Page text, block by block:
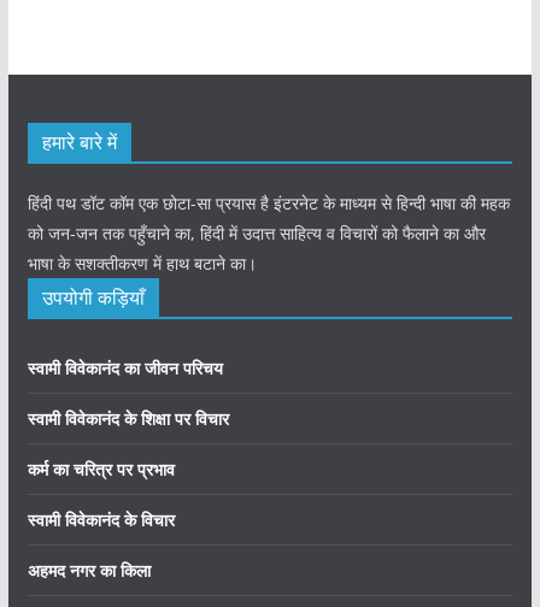
हमारे बारे में
हिंदी पथ डॉट कॉम एक छोटा-सा प्रयास है इंटरनेट के माध्यम से हिन्दी भाषा की महक
को जन-जन तक पहुँचाने का, हिंदी में उदात्त साहित्य व विचारों को फैलाने का और
भाषा के सशक्तीकरण में हाथ बटाने का।
उपयोगी कड़ियाँ
स्वामी विवेकानंद का जीवन परिचय
स्वामी विवेकानंद के शिक्षा पर विचार
कर्म का चरित्र पर प्रभाव
स्वामी विवेकानंद के विचार
अहमद नगर का किला